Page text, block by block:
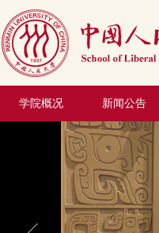
学院概况 新闻公告